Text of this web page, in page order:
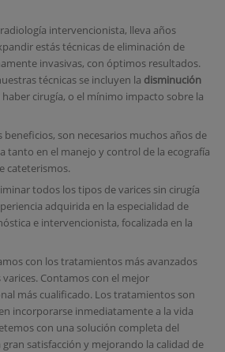
intervencionista, lleva años
estás técnicas de eliminación de
invasivas, con óptimos resultados.
técnicas se incluyen la disminución
cirugía, o el mínimo impacto sobre la
beneficios, son necesarios muchos años de
tanto en el manejo y control de la ecografía
cateterismos.
todos los tipos de varices sin cirugía
adquirida en la especialidad de
e intervencionista, focalizada en la
con los tratamientos más avanzados
Contamos con el mejor
más cualificado. Los tratamientos son
incorporarse inmediatamente a la vida
con una solución completa del
satisfacción y mejorando la calidad de